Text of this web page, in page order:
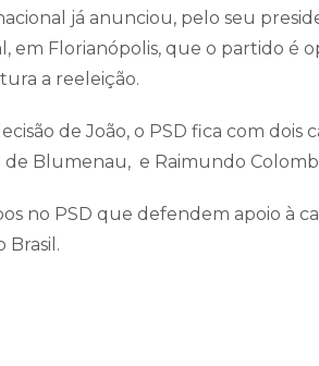
já anunciou, pelo seu
em Florianópolis, que o partido é
a reeleição.
de João, o PSD fica com
Blumenau, e Raimundo
no PSD que defendem apoio à
Brasil.